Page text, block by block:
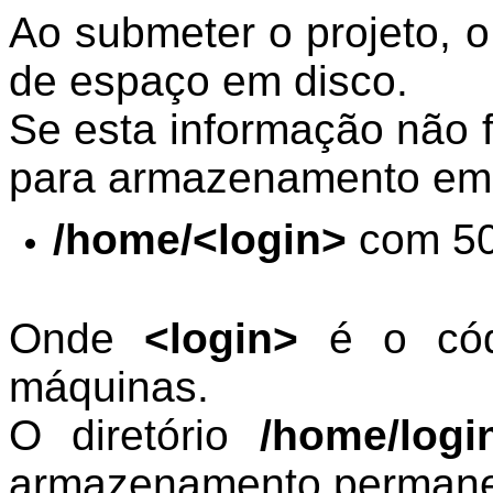
Ao submeter o projeto,
de espaço em disco.
Se esta informação não
para armazenamento
/home/<login> com
Onde <login> é o
máquinas.
O diretório /home/